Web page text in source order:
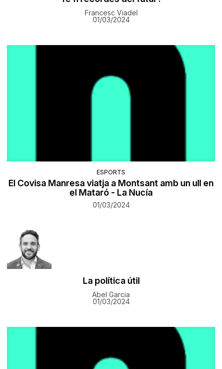
Francesc Viadel
01/03/2024
ESPORTS
El Covisa Manresa viatja a Montsant amb un ull en
el Mataró - La Nucía
01/03/2024
La política útil
Abel Garcia
01/03/2024